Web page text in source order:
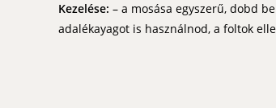
Kezelése: – a mosása egyszerű, dobd
adalékayagot is használnod, a foltok